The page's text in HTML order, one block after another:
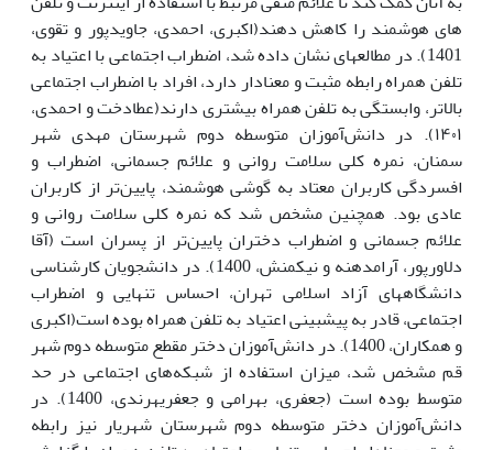
های هوشمند را کاهش دهند(اکبری، احمدی، جاویدپور و تقوی،
1401). در مطالعه­ای نشان داده شد، اضطراب اجتماعی با اعتیاد به
تلفن همراه رابطه مثبت و معنادار دارد، افراد با اضطراب اجتماعی
بالاتر، وابستگی به تلفن همراه بیشتری دارند(عطادخت و احمدی،
۱۴۰۱). در دانش‌آموزان متوسطه دوم شهرستان مهدی شهر
سمنان، نمره کلی سلامت روانی و علائم جسمانی، اضطراب و
افسردگی کاربران معتاد به گوشی هوشمند، پایین‌تر از کاربران
عادی بود. همچنین مشخص شد که نمره کلی سلامت روانی و
علائم جسمانی و اضطراب دختران پایین‌تر از پسران است (آقا
دلاورپور، آرام­­دهنه و نیک­­منش، 1400). در دانشجویان کارشناسی
دانشگاه­های آزاد اسلامی تهران، احساس تنهایی و اضطراب
اجتماعی، قادر به پیشبینی اعتیاد به تلفن همراه بوده است(اکبری
و همکاران، 1400). در دانش‌‌آموزان دختر مقطع متوسطه دوم شهر
قم مشخص شد، میزان استفاده از شبکه‌‌های اجتماعی در حد
متوسط بوده است (جعفری، بهرامی و جعفری­هرندی، 1400). در
دانش‌آموزان دختر متوسطه دوم شهرستان شهریار نیز رابطه